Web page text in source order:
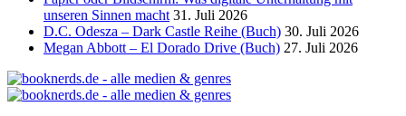
unseren Sinnen macht 31. Juli 2026
D.C. Odesza – Dark Castle Reihe (Buch) 30. Juli 2026
Megan Abbott – El Dorado Drive (Buch) 27. Juli 2026